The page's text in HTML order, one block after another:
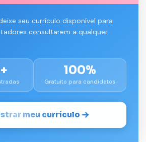
seu currículo disponível para
consultarem a qualquer
100%
Gratuito para candidatos
meu currículo